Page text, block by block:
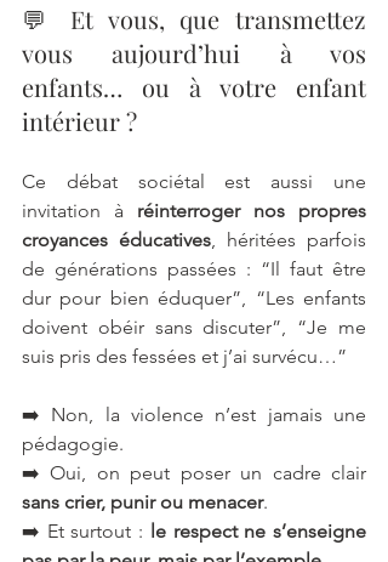
💬 Et vous, que transmettez
vous aujourd’hui à vos
enfants… ou à votre enfant
intérieur ?
Ce débat sociétal est aussi une
invitation à réinterroger nos propres
croyances éducatives, héritées parfois
de générations passées : “Il faut être
dur pour bien éduquer”, “Les enfants
doivent obéir sans discuter”, “Je me
suis pris des fessées et j’ai survécu…”
➡️ Non, la violence n’est jamais une
pédagogie.
sans crier, punir ou menacer.
➡️ Et surtout : le respect ne s’enseigne